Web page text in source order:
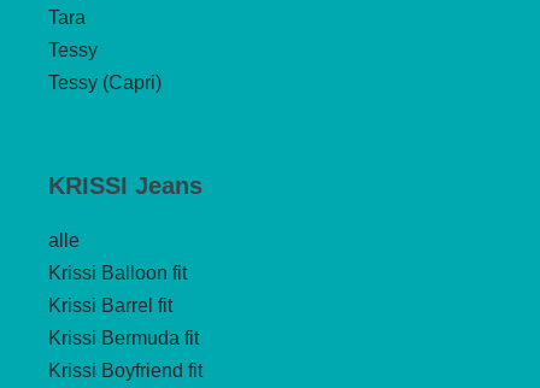
Tara
Tessy
Tessy (Capri)
KRISSI Jeans
alle
Krissi Balloon fit
Krissi Barrel fit
Krissi Bermuda fit
Krissi Boyfriend fit